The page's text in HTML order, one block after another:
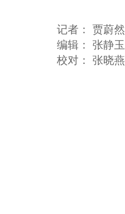
记者： 贾蔚然
编辑： 张静玉